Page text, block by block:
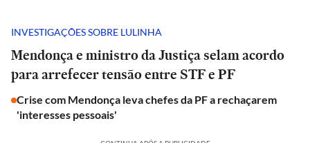
INVESTIGAÇÕES SOBRE LULINHA
Mendonça e ministro da Justiça selam acordo
para arrefecer tensão entre STF e PF
Crise com Mendonça leva chefes da PF a rechaçarem
'interesses pessoais'